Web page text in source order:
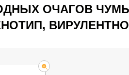
ОЧАГОВ